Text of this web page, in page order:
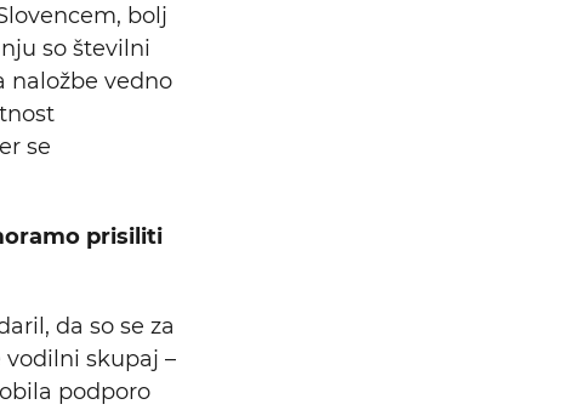
bolj
so številni
naložbe vedno
se
prisiliti
da so se za
skupaj –
podporo